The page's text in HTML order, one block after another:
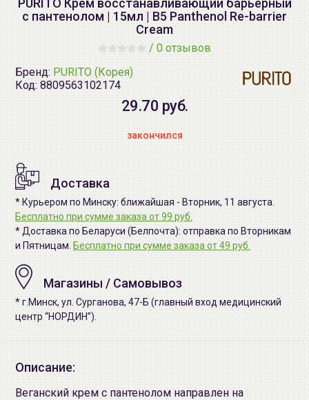
PURITO Крем восстанавливающий барьерный
с пантенолом | 15мл | B5 Panthenol Re-barrier
Cream
/ 0 отзывов
Бренд: PURITO (Корея)
Код: 8809563102174
29.70 руб.
закончился
Доставка
* Курьером по Минску: ближайшая - Вторник, 11 августа.
Бесплатно при сумме заказа от 99 руб.
* Доставка по Беларуси (Белпочта): отправка по Вторникам
и Пятницам. Бесплатно при сумме заказа от 49 руб.
Магазины / Самовывоз
* г.Минск, ул. Сурганова, 47-Б (главный вход медицинский
центр “НОРДИН”).
Описание:
Веганский крем с пантенолом направлен на